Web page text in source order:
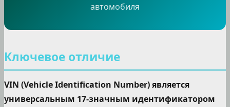
автомобиля
Ключевое отличие
VIN (Vehicle Identification Number) является
универсальным 17-значным идентификатором